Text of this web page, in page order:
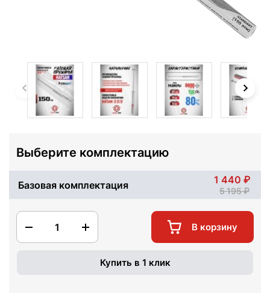
Выберите комплектацию
Базовая комплектация 1 440
5 195
1 В корзину
Купить в 1 клик